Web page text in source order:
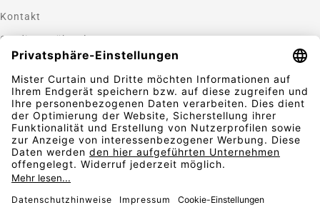
Kontakt
Gardinen nähen lassen
Zahlungsmethoden
Sicherheit